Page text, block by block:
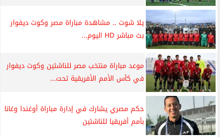
يلا شوت .. مشاهدة مباراة مصر وكوت ديفوار
بث مباشر HD اليوم...
موعد مباراة منتخب مصر للناشئين وكوت ديفوار
في كأس الأمم الأفريقية تحت...
حكم مصري يشارك في إدارة مباراة أوغندا وغانا
بأمم أفريقيا للناشئين